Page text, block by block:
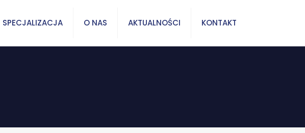
SPECJALIZACJA O NAS AKTUALNOŚCI KONTAKT